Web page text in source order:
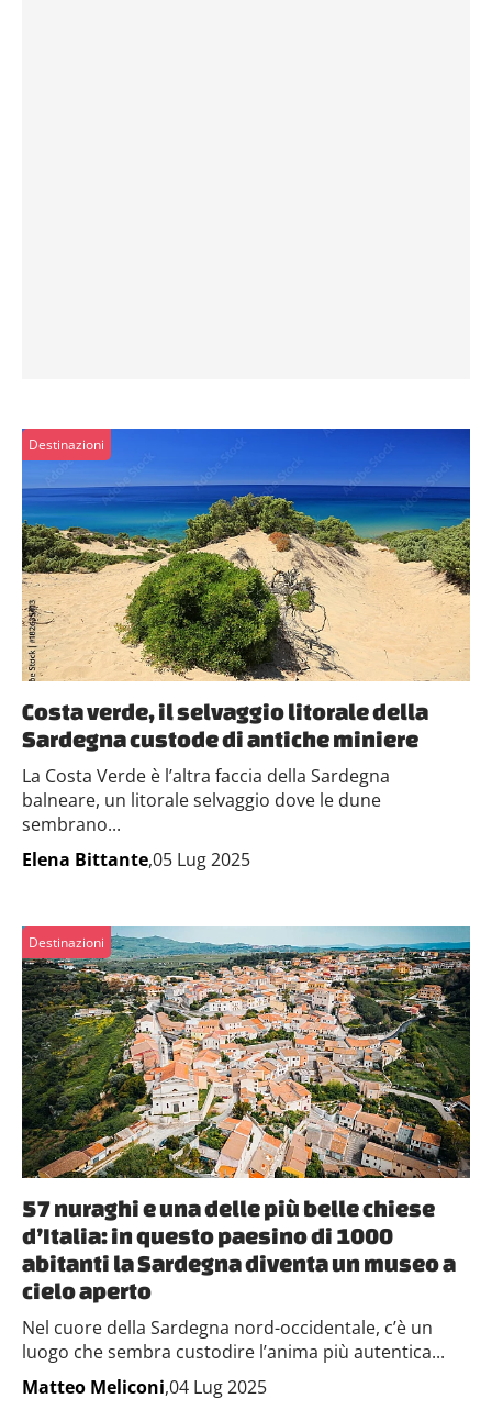
Destinazioni
Costa verde, il selvaggio litorale della
Sardegna custode di antiche miniere
La Costa Verde è l’altra faccia della Sardegna
balneare, un litorale selvaggio dove le dune
sembrano...
Elena Bittante,05 Lug 2025
Destinazioni
57 nuraghi e una delle più belle chiese
d’Italia: in questo paesino di 1000
abitanti la Sardegna diventa un museo a
cielo aperto
Nel cuore della Sardegna nord-occidentale, c’è un
luogo che sembra custodire l’anima più autentica...
Matteo Meliconi,04 Lug 2025